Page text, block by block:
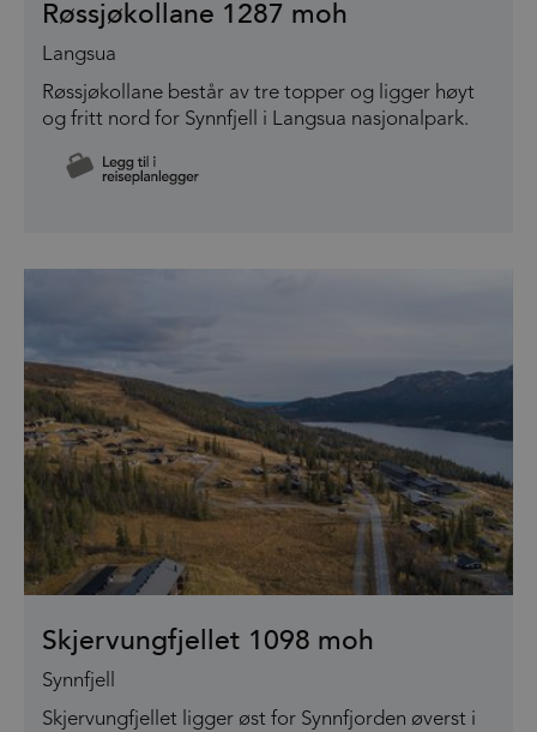
Røssjøkollane 1287 moh
Langsua
Røssjøkollane består av tre topper og ligger høyt
og fritt nord for Synnfjell i Langsua nasjonalpark.
Skjervungfjellet 1098 moh
Synnfjell
Skjervungfjellet ligger øst for Synnfjorden øverst i